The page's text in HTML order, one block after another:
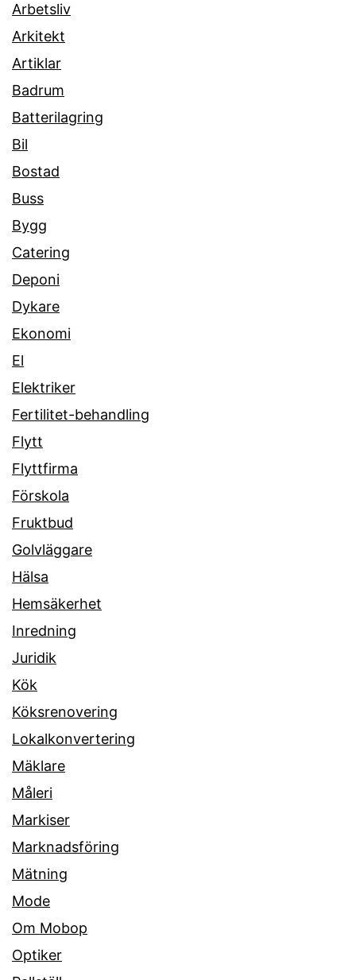
Arbetsliv
Arkitekt
Artiklar
Badrum
Batterilagring
Bil
Bostad
Buss
Bygg
Catering
Deponi
Dykare
Ekonomi
El
Elektriker
Fertilitet-behandling
Flytt
Flyttfirma
Förskola
Fruktbud
Golvläggare
Hälsa
Hemsäkerhet
Inredning
Juridik
Kök
Köksrenovering
Lokalkonvertering
Mäklare
Måleri
Markiser
Marknadsföring
Mätning
Mode
Om Mobop
Optiker